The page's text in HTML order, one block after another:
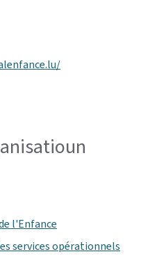
l'Enfance
services opérationnels